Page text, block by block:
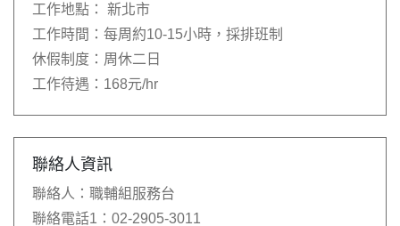
工作地點：
新北市
工作時間： 每周約10-15小時，採排班制
休假制度： 周休二日
工作待遇： 168元/hr
聯絡人資訊
聯絡人： 職輔組服務台
聯絡電話1： 02-2905-3011